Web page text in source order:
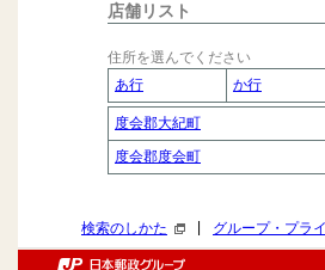
店舗リスト
住所を選んでください
あ行
か行
度会郡大紀町
度会郡度会町
検索のしかた グループ・プラ